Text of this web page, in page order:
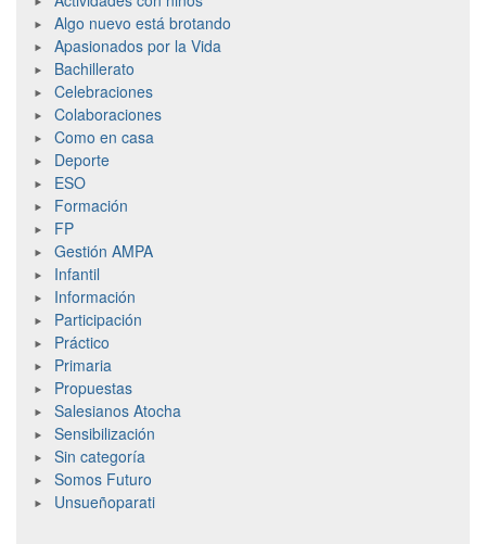
Algo nuevo está brotando
Apasionados por la Vida
Bachillerato
Celebraciones
Colaboraciones
Como en casa
Deporte
ESO
Formación
FP
Gestión AMPA
Infantil
Información
Participación
Práctico
Primaria
Propuestas
Salesianos Atocha
Sensibilización
Sin categoría
Somos Futuro
Unsueñoparati